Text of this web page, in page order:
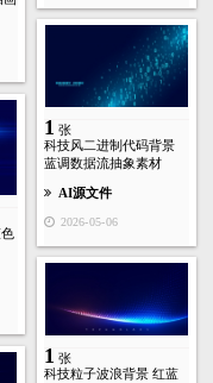
1 张
科技风二进制代码背景
蓝调数据流抽象素材
AI源文件
2026-05-06
1 张
科技粒子波浪背景 红蓝